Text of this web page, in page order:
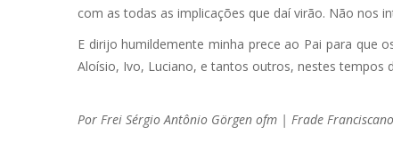
com as todas as implicações que daí virão. Não nos
E dirijo humildemente minha prece ao Pai para que
Aloísio, Ivo, Luciano, e tantos outros, nestes tempos
Por Frei Sérgio Antônio Görgen ofm | Frade